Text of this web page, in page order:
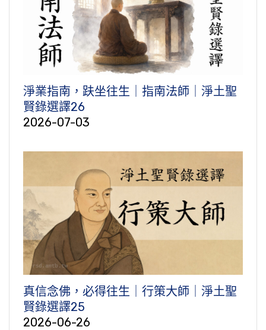
淨業指南，趺坐往生｜指南法師｜淨土聖
賢錄選譯26
2026-07-03
真信念佛，必得往生｜行策大師｜淨土聖
賢錄選譯25
2026-06-26